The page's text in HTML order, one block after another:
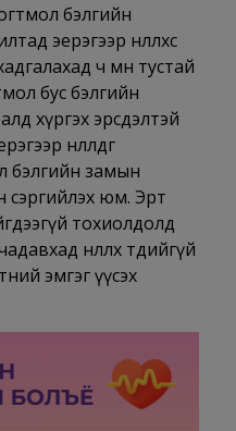
бэлгийн
эерэгээр нөлөөлөхөөс
ч мөн тустай
бус бэлгийн
хүргэх эрсдэлтэй
нөлөөлдөг
бэлгийн замын
сэргийлэх юм. Эрт
тохиолдолд
нөлөөлөх төдийгүй
эмгэг үүсэх